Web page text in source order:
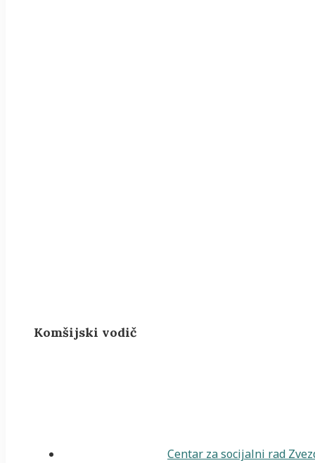
Komšijski vodič
Centar za socijalni rad